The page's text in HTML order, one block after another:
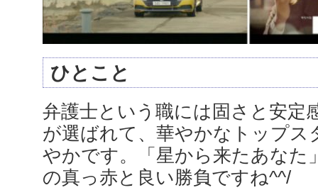
ひとこと
弁護士という職には固さと安定
が選ばれて、華やかなトップス
やかです。「星から来たあなた
の真っ赤と良い勝負ですね^^/